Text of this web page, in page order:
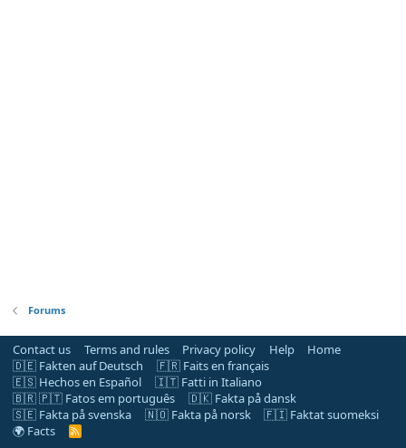
Forums
Contact us Terms and rules Privacy policy Help
Home
🇩🇪 Fakten auf Deutsch
🇫🇷 Faits en français
🇪🇸 Hechos en Español
🇮🇹 Fatti in Italiano
🇧🇷 🇵🇹 Fatos em português
🇩🇰 Fakta på dansk
🇸🇪 Fakta på svenska
🇳🇴 Fakta på norsk
🇫🇮 Faktat suomeksi
🌍 Facts
R